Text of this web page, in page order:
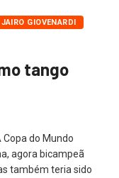
JAIRO GIOVENARDI
tango
Copa do Mundo
agora bicampeã
também teria sido